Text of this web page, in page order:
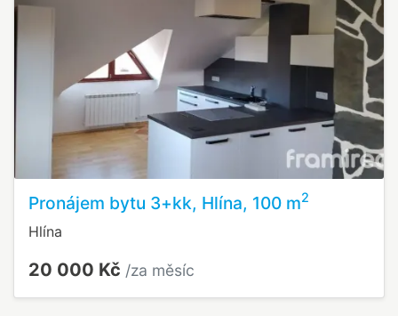
Pronájem bytu 3+kk, Hlína, 100 m2
Hlína
20 000 Kč /za měsíc